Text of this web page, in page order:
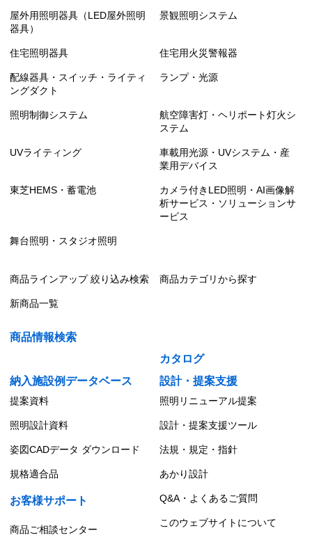
屋外用照明器具（LED屋外照明
器具）
景観照明システム
住宅照明器具 住宅用火災警報器
配線器具・スイッチ・ライティ
ングダクト
ランプ・光源
照明制御システム
航空障害灯・ヘリポート灯火シ
ステム
UVライティング
車載用光源・UVシステム・産
業用デバイス
東芝HEMS・蓄電池
カメラ付きLED照明・AI画像解
析サービス・ソリューションサ
ービス
舞台照明・スタジオ照明
商品ラインアップ 絞り込み検索 商品カテゴリから探す
新商品一覧
商品情報検索
カタログ
納入施設例データベース
設計・提案支援
提案資料 照明リニューアル提案
照明設計資料 設計・提案支援ツール
姿図CADデータ ダウンロード 法規・規定・指針
規格適合品 あかり設計
お客様サポート Q&A・よくあるご質問
商品ご相談センター
このウェブサイトについて